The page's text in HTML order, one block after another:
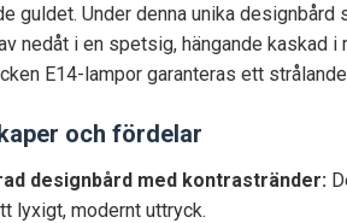
guldet. Under denna unika
nedåt i en spetsig, hängande kaskad
E14-lampor garanteras ett
och fördelar
designbård med kontrastränder:
lyxigt, modernt uttryck.